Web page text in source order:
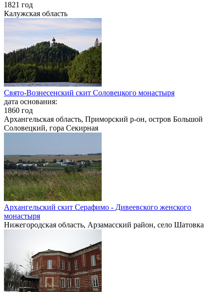
1821 год
Калужская область
Свято-Вознесенский скит Соловецкого монастыря
дата основания:
1860 год
Архангельская область, Приморский р-он, остров Большой
Соловецкий, гора Секирная
Архангельский скит Серафимо - Дивеевского женского
монастыря
Нижегородская область, Арзамасский район, село Шатовка